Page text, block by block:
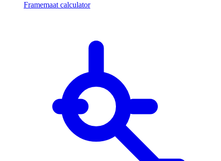
Framemaat calculator